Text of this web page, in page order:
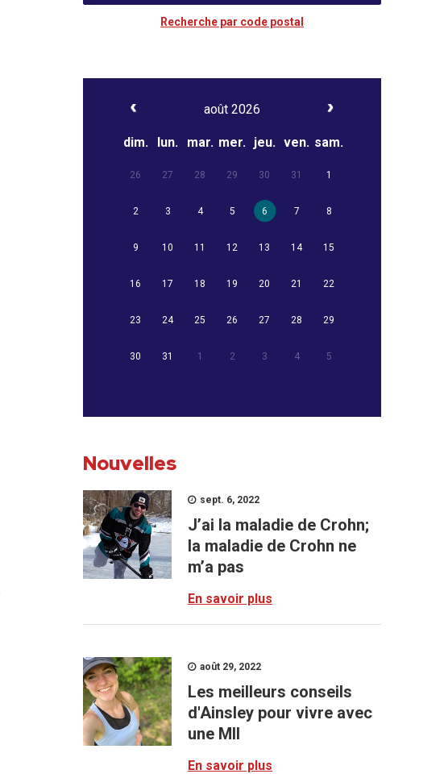
Recherche par code postal
août 2026
dim. lun. mar. mer. jeu. ven. sam.
26 27 28 29 30 31 1
2 3 4 5 6 7 8
9 10 11 12 13 14 15
16 17 18 19 20 21 22
23 24 25 26 27 28 29
30 31 1 2 3 4 5
Nouvelles
sept. 6, 2022
J’ai la maladie de Crohn;
la maladie de Crohn ne
m’a pas
En savoir plus
août 29, 2022
Les meilleurs conseils
d'Ainsley pour vivre avec
une MII
En savoir plus